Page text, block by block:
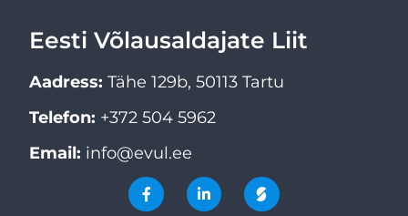
Eesti Võlausaldajate Liit
Aadress: Tähe 129b, 50113 Tartu
Telefon: +372 504 5962
Email: info@evul.ee